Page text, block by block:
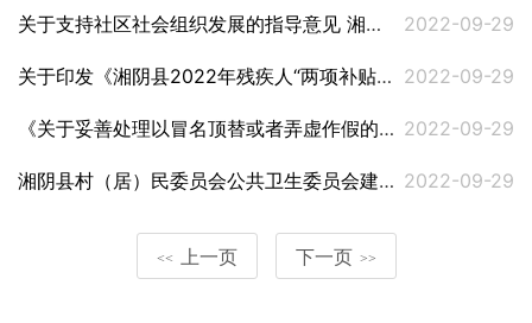
关于支持社区社会组织发展的指导意见 湘民发〔2022〕42号 2022-09-29
关于印发《湘阴县2022年残疾人“两项补贴”重点民生实事项目实施方案》的通知 湘阴民政发〔2022〕19号 2022-09-29
《关于妥善处理以冒名顶替或者弄虚作假的方式办理婚姻登记问题的指导意见》的通知 高检发办字（2021）109号 2022-09-29
湘阴县村（居）民委员会公共卫生委员会建设工作方案 2022-09-29
<< 上一页 下一页 >>